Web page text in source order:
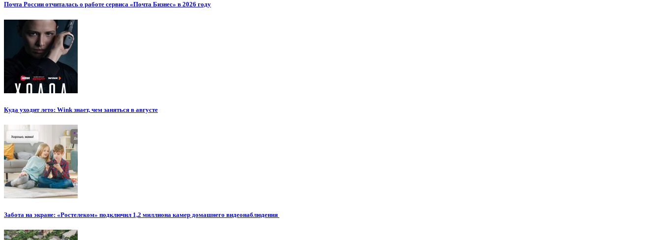
Почта России отчиталась о работе сервиса «Почта Бизнес» в 2026 году
Куда уходит лето: Wink знает, чем заняться в августе
Забота на экране: «Ростелеком» подключил 1,2 миллиона камер домашнего видеонаблюдения